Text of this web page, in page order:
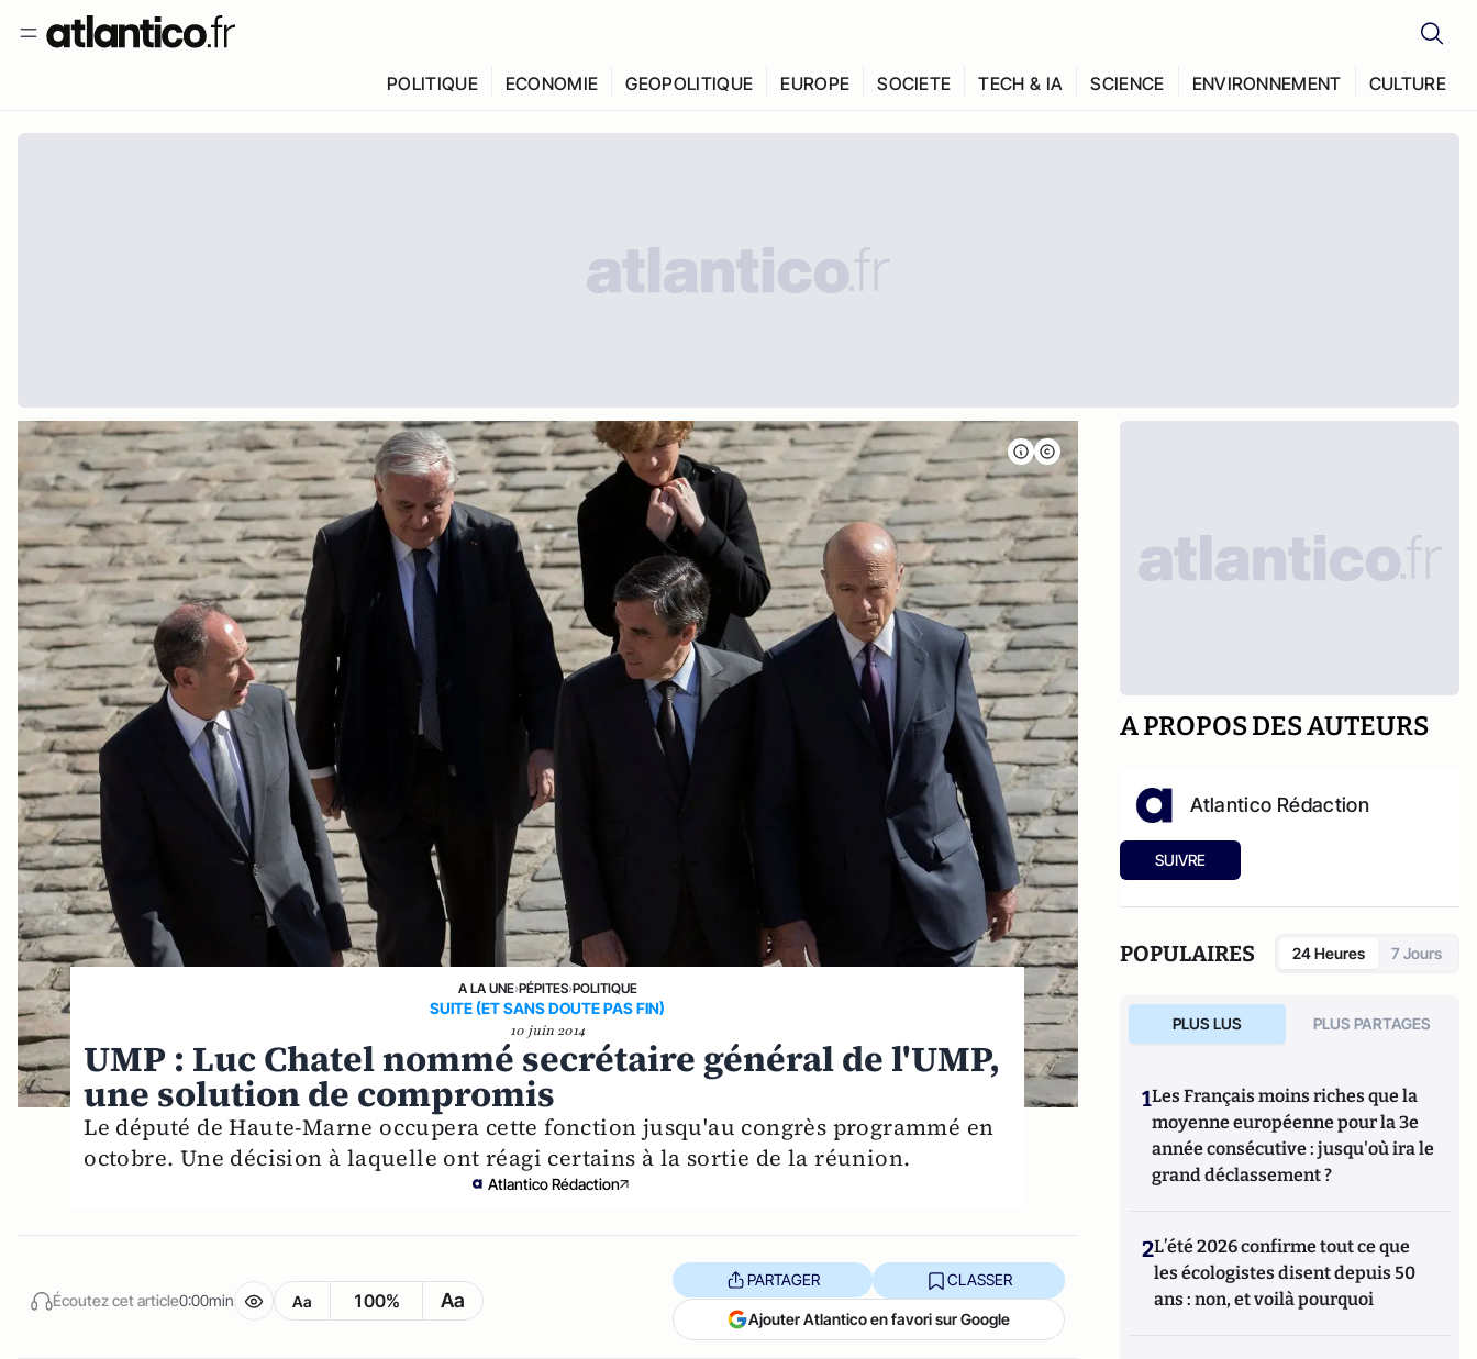
POLITIQUE ECONOMIE GEOPOLITIQUE EUROPE SOCIETE TECH & IA SCIENCE ENVIRONNEMENT CULTURE
A LA UNE›PÉPITES›POLITIQUE
SUITE (ET SANS DOUTE PAS FIN)
10 juin 2014
UMP : Luc Chatel nommé secrétaire général de l'UMP,
une solution de compromis
Le député de Haute-Marne occupera cette fonction jusqu'au congrès programmé en
octobre. Une décision à laquelle ont réagi certains à la sortie de la réunion.
Atlantico Rédaction
Écoutez cet article0:00min Aa 100% Aa
PARTAGER CLASSER
Ajouter Atlantico en favori sur Google
A PROPOS DES AUTEURS
Atlantico Rédaction
SUIVRE
POPULAIRES 24 Heures 7 Jours
PLUS LUS PLUS PARTAGES
1Les Français moins riches que la
moyenne européenne pour la 3e
année consécutive : jusqu'où ira le
grand déclassement ?
2L’été 2026 confirme tout ce que
les écologistes disent depuis 50
ans : non, et voilà pourquoi